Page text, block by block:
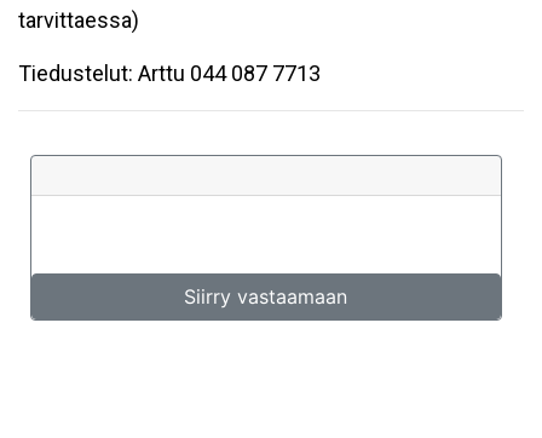
tarvittaessa)
Tiedustelut: Arttu 044 087 7713